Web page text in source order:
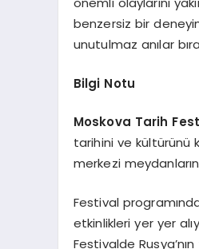
benzersiz bir
unutulmaz anılar
Bilgi Notu
Moskova Tarih
tarihini ve kültürünü
merkezi
Festival
etkinlikleri yer yer
Festivalde